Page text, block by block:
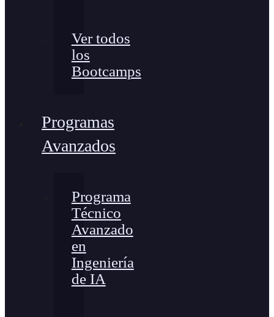
Ver todos
los
Bootcamps
Programas
Avanzados
Programa
Técnico
Avanzado
en
Ingeniería
de IA